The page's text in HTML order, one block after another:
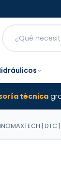
técnica
|